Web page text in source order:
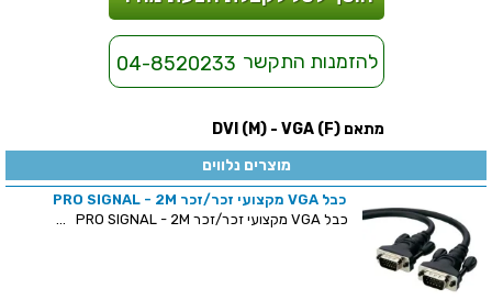
להזמנות התקשר 04-8520233
מתאם (DVI (M) - VGA (F
מוצרים נלווים
כבל VGA מקצועי זכר/זכר PRO SIGNAL - 2M
כבל VGA מקצועי זכר/זכר PRO SIGNAL - 2M ...